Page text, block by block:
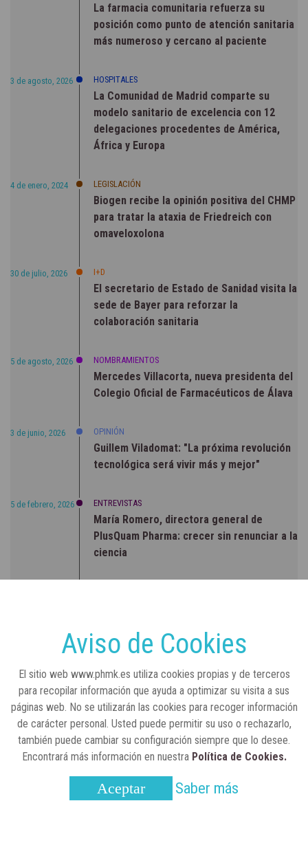
La farmacia comunitaria refuerza su
posición como punto de atención sanitaria
más numeroso y cercano al paciente
3 de agosto, 2026 HOSPITALES
La Comunidad de Madrid comparte su
modelo sanitario de excelencia con 12
delegaciones procedentes de América,
África y Europa
4 de enero, 2024 LEGISLACIÓN
Biogen recibe la opinión positiva del CHMP
para tratar la ataxia de Friedreich con
omaveloxolona
30 de julio, 2026 I+D
El secretario de Estado de Sanidad visita la
sede de Bayer para reforzar la
colaboración sanitaria
5 de agosto, 2026 NOMBRAMIENTOS
Mercedes Villacorta, nueva presidenta del
Colegio Oficial de Farmacéuticos de Álava
3 de junio, 2026 OPINIÓN
Guillem Viladomat: "La próxima revolución
tecnológica será vivir más y mejor"
5 de febrero, 2026 ENTREVISTAS
María Romero, directora general de
PlusQuam Pharma: crecer sin renunciar a la
ciencia
Lilly impulsa "Razones de Peso" para
visibilizar la obesidad
25 de marzo, 2023 ENTRE BASTIDORES
Real Academia Nacional de Farmacia: un
la sociedad actual
Aviso de Cookies
El sitio web www.phmk.es utiliza cookies propias y de terceros
para recopilar información que ayuda a optimizar su visita a sus
páginas web. No se utilizarán las cookies para recoger información
de carácter personal. Usted puede permitir su uso o rechazarlo,
también puede cambiar su configuración siempre que lo desee.
Encontrará más información en nuestra Política de Cookies.
Aceptar Saber más